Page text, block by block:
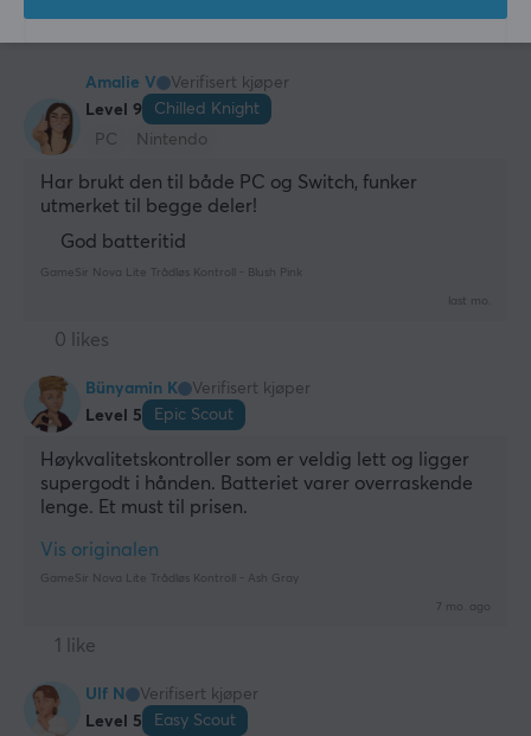
Amalie V
Verifisert kjøper
Level 9
Chilled Knight
PC
Nintendo
Har brukt den til både PC og Switch, funker
utmerket til begge deler!
God batteritid
GameSir Nova Lite Trådløs Kontroll - Blush Pink
last mo.
0 likes
Bünyamin K
Verifisert kjøper
Level 5
Epic Scout
Høykvalitetskontroller som er veldig lett og ligger
supergodt i hånden. Batteriet varer overraskende
lenge. Et must til prisen.
Vis originalen
GameSir Nova Lite Trådløs Kontroll - Ash Gray
7 mo. ago
1 like
Ulf N
Verifisert kjøper
Level 5
Easy Scout